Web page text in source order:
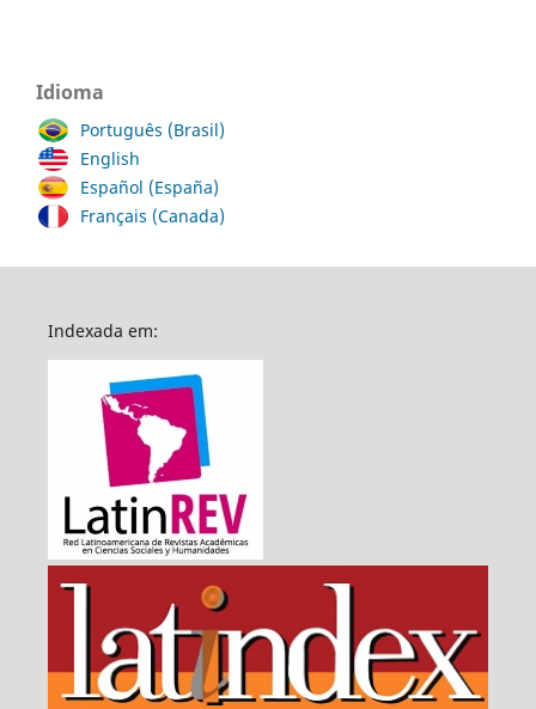
Idioma
Português (Brasil)
English
Español (España)
Français (Canada)
Indexada em: